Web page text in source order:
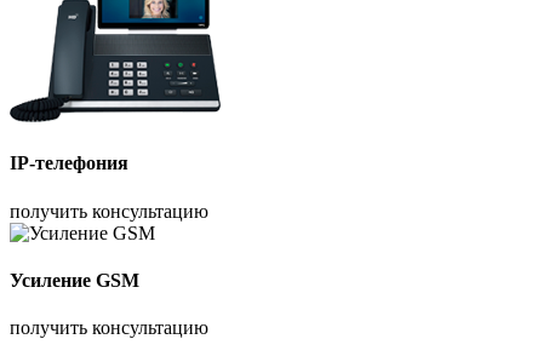
IP-телефония
получить консультацию
Усиление GSM
получить консультацию